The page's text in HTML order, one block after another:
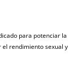
distintivos
para potenciar la
rendimiento sexual y